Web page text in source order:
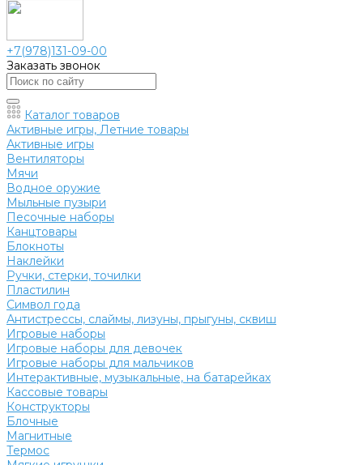
+7(978)131-09-00
Заказать звонок
Каталог товаров
Активные игры, Летние товары
Активные игры
Вентиляторы
Мячи
Водное оружие
Мыльные пузыри
Песочные наборы
Канцтовары
Блокноты
Наклейки
Ручки, стерки, точилки
Пластилин
Символ года
Антистрессы, слаймы, лизуны, прыгуны, сквиш
Игровые наборы
Игровые наборы для девочек
Игровые наборы для мальчиков
Интерактивные, музыкальные, на батарейках
Кассовые товары
Конструкторы
Блочные
Магнитные
Термос